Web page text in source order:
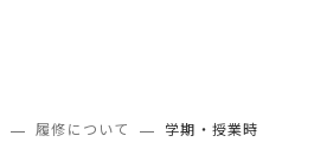
履修について
学期・授業時